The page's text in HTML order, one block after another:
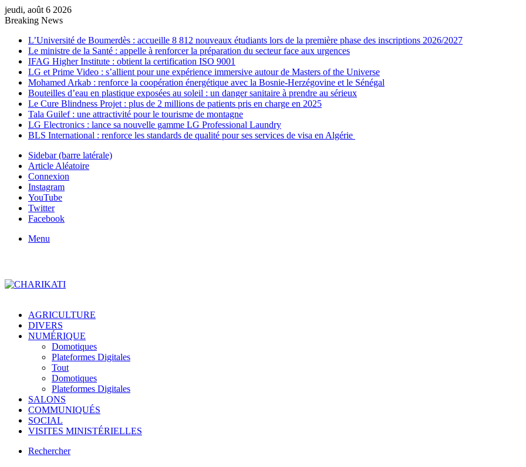
jeudi, août 6 2026
Breaking News
L’Université de Boumerdès : accueille 8 812 nouveaux étudiants lors de la première phase des inscriptions 2026/2027
Le ministre de la Santé : appelle à renforcer la préparation du secteur face aux urgences
IFAG Higher Institute : obtient la certification ISO 9001
LG et Prime Video : s’allient pour une expérience immersive autour de Masters of the Universe
Mohamed Arkab : renforce la coopération énergétique avec la Bosnie-Herzégovine et le Sénégal
Bouteilles d’eau en plastique exposées au soleil : un danger sanitaire à prendre au sérieux
Le Cure Blindness Projet : plus de 2 millions de patients pris en charge en 2025
Tala Guilef : une attractivité pour le tourisme de montagne
LG Electronics : lance sa nouvelle gamme LG Professional Laundry
BLS International : renforce les standards de qualité pour ses services de visa en Algérie
Sidebar (barre latérale)
Article Aléatoire
Connexion
Instagram
YouTube
Twitter
Facebook
Menu
AGRICULTURE
DIVERS
NUMÉRIQUE
Domotiques
Plateformes Digitales
Tout
Domotiques
Plateformes Digitales
SALONS
COMMUNIQUÉS
SOCIAL
VISITES MINISTÉRIELLES
Rechercher